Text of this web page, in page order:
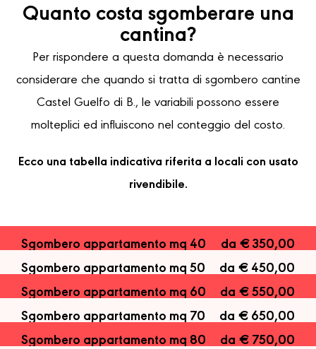
Quanto costa sgomberare una
cantina?
Per rispondere a questa domanda è necessario
considerare che quando si tratta di sgombero cantine
Castel Guelfo di B., le variabili possono essere
molteplici ed influiscono nel conteggio del costo.
Ecco una tabella indicativa riferita a locali con usato
rivendibile.
Sgombero appartamento mq 40
da € 350,00
Sgombero appartamento mq 50
da € 450,00
Sgombero appartamento mq 60
da € 550,00
Sgombero appartamento mq 70
da € 650,00
Sgombero appartamento mq 80
da € 750,00